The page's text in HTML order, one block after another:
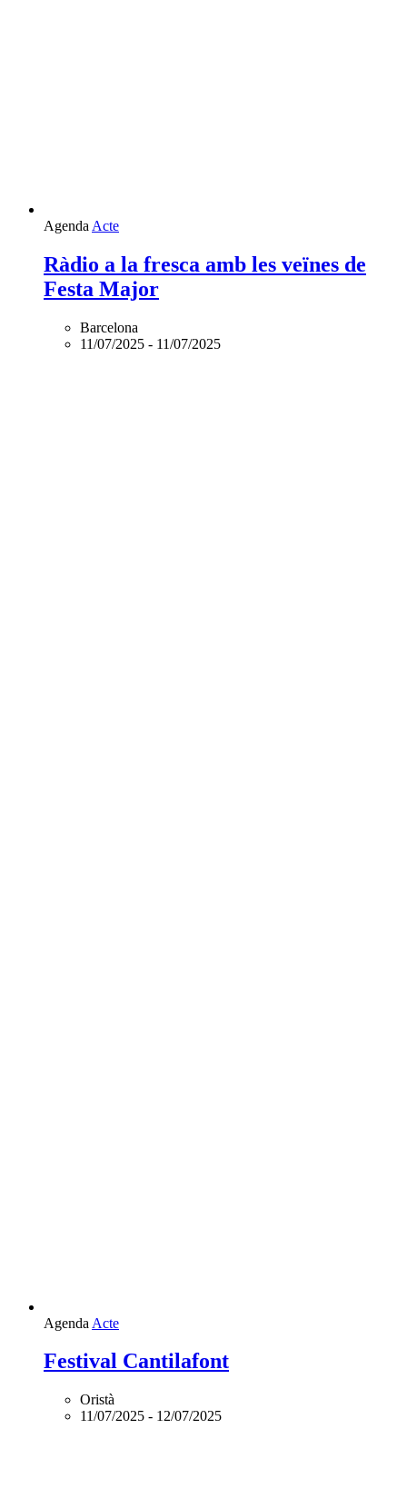
Agenda Acte
Ràdio a la fresca amb les veïnes de
Festa Major
Barcelona
11/07/2025 - 11/07/2025
Agenda Acte
Festival Cantilafont
Oristà
11/07/2025 - 12/07/2025